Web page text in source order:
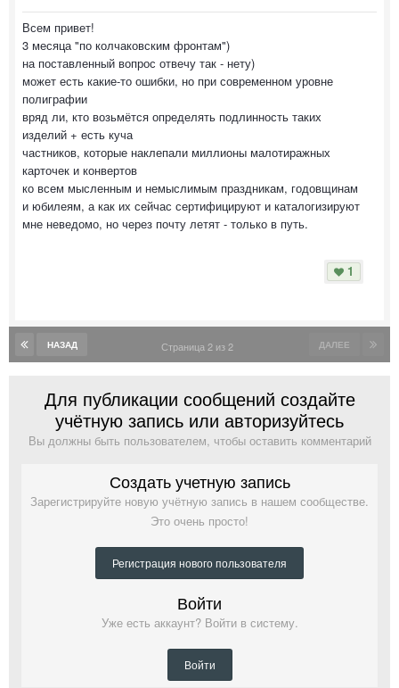
Всем привет!
3 месяца "по колчаковским фронтам")
на поставленный вопрос отвечу так - нету)
может есть какие-то ошибки, но при современном уровне
полиграфии
вряд ли, кто возьмётся определять подлинность таких
изделий + есть куча
частников, которые наклепали миллионы малотиражных
карточек и конвертов
ко всем мысленным и немыслимым праздникам, годовщинам
и юбилеям, а как их сейчас сертифицируют и каталогизируют
мне неведомо, но через почту летят - только в путь.
1
НАЗАД ДАЛЕЕ
Страница 2 из 2
Для публикации сообщений создайте
учётную запись или авторизуйтесь
Вы должны быть пользователем, чтобы оставить комментарий
Создать учетную запись
Зарегистрируйте новую учётную запись в нашем сообществе.
Это очень просто!
Регистрация нового пользователя
Войти
Уже есть аккаунт? Войти в систему.
Войти